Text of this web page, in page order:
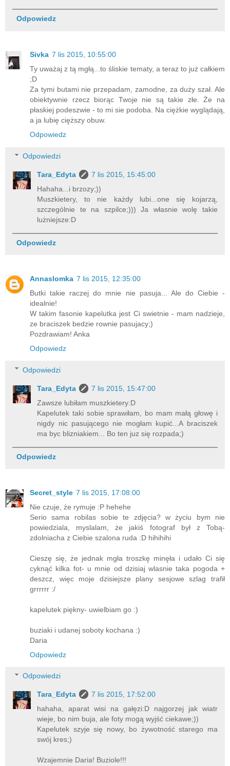
Odpowiedz
Sivka 7 lis 2015, 10:55:00
Ty uważaj z tą mgłą...to śliskie tematy, a teraz to już całkiem
;D
Za tymi butami nie przepadam, zamodne, za duży szał. Ale
obiektywnie rzecz biorąc Twoje nie są takie złe. Że na
płaskiej podeszwie - to mi sie podoba. Na ciężkie wyglądają,
a ja lubię cięższy obuw.
Odpowiedz
Odpowiedzi
Tara_Edyta
7 lis 2015, 15:45:00
Hahaha...i brzozy;))
Muszkietery, to nie każdy lubi...one się kojarzą,
szczególnie te na szpilce;))) Ja własnie wolę takie
lużniejsze:D
Odpowiedz
Annaslomka 7 lis 2015, 12:35:00
Butki takie raczej do mnie nie pasuja... Ale do Ciebie -
idealnie!
W takim fasonie kapelutka jest Ci swietnie - mam nadzieje,
ze braciszek bedzie rownie pasujacy;)
Pozdrawiam! Anka
Odpowiedz
Odpowiedzi
Tara_Edyta
7 lis 2015, 15:47:00
Zawsze lubiłam muszkietery:D
Kapelutek taki sobie sprawiłam, bo mam małą głowę i
nigdy nic pasującego nie mogłam kupić...A braciszek
ma byc blizniakiem... Bo ten juz się rozpada;)
Odpowiedz
Secret_style 7 lis 2015, 17:08:00
Nie czuje, że rymuje :P hehehe
Serio sama robilas sobie te zdjęcia? w życiu bym nie
powiedziala, myslalam, że jakiś fotograf był z Tobą-
zdolniacha z Ciebie szalona ruda :D hihihihi
Cieszę się, że jednak mgła troszkę minęła i udało Ci się
cyknąć kilka fot- u mnie od dzisiaj wlasnie taka pogoda +
deszcz, więc moje dzisiejsze plany sesjowe szlag trafił
grrrrrr :/
kapelutek piękny- uwielbiam go :)
buziaki i udanej soboty kochana :)
Daria
Odpowiedz
Odpowiedzi
Tara_Edyta
7 lis 2015, 17:52:00
hahaha, aparat wisi na gałęzi:D najgorzej jak wiatr
wieje, bo nim buja, ale foty mogą wyjść ciekawe;))
Kapelutek szyje się nowy, bo żywotność starego ma
swój kres;)
Wzajemnie Daria! Buziole!!!